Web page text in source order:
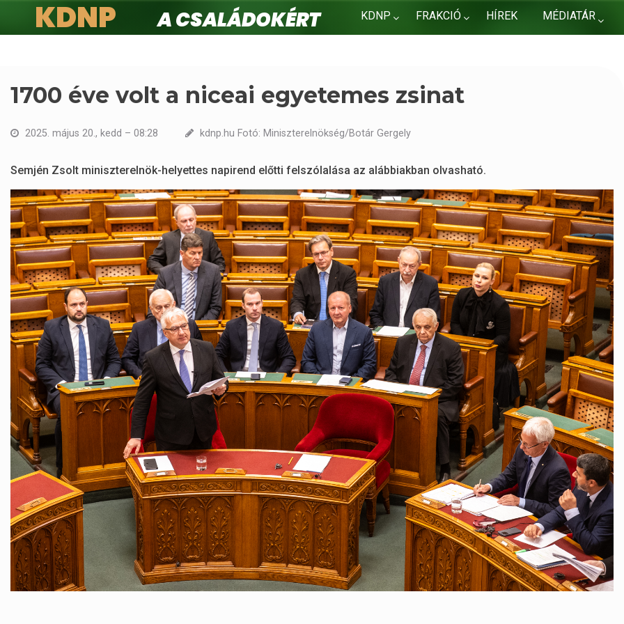
KDNP FRAKCIÓ HÍREK MÉDIATÁR
KDNP
A családokért.
1700 éve volt a niceai egyetemes zsinat
2025. május 20., kedd – 08:28 kdnp.hu Fotó: Miniszterelnökség/Botár Gergely
Semjén Zsolt miniszterelnök-helyettes napirend előtti felszólalása az alábbiakban olvasható.